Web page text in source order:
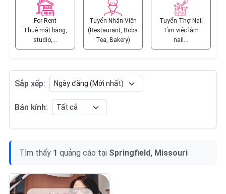
For Rent
Thuê mặt bằng,
studio,…
Tuyển Nhân Viên
(Restaurant, Boba
Tea, Bakery)
Tuyển Thợ Nail
Tìm việc làm
nail…
Sắp xếp:
Bán kính:
Tìm thấy 1 quảng cáo tại Springfield, Missouri